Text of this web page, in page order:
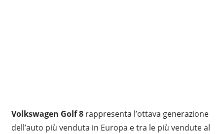
Volkswagen Golf 8 rappresenta l’ottava generazione
dell’auto più venduta in Europa e tra le più vendute al